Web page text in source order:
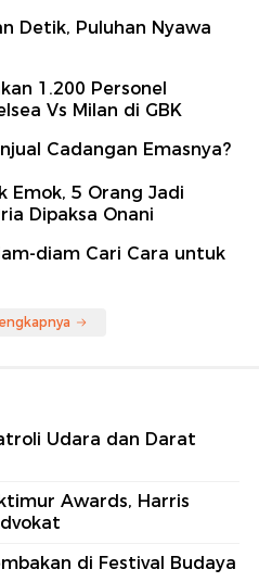
Detik, Puluhan Nyawa
1.200 Personel
Vs Milan di GBK
Cadangan Emasnya?
Emok, 5 Orang Jadi
Dipaksa Onani
diam Cari Cara untuk
Udara dan Darat
Awards, Harris
di Festival Budaya